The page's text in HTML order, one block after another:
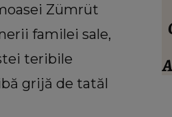
Zümrüt
familei sale,
teribile
grijă de tatăl
VEDETE
totul despre socrul
despre familia
impresionat când
tu, când ești rea.”